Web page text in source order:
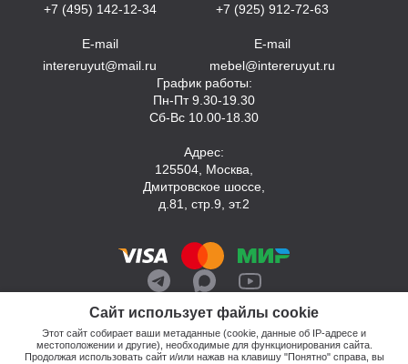
Сайт использует файлы cookie
Этот сайт собирает ваши метаданные (cookie, данные об IP-адресе и
местоположении и другие), необходимые для функционирования сайта.
Продолжая использовать сайт и/или нажав на клавишу "Понятно" справа, вы
+7 (495) 142-12-34
E-mail
intereruyut@mail.ru
+7 (925) 912-72-63
E-mail
mebel@intereruyut.ru
График работы:
Пн-Пт 9.30-19.30
Сб-Вс 10.00-18.30
Адрес:
125504, Москва,
Дмитровское шоссе,
д.81, стр.9, эт.2